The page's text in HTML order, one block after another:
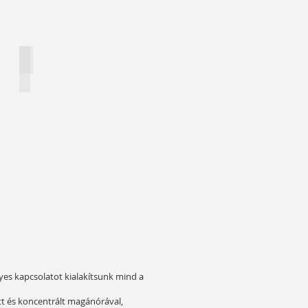
kapcsolatot kialakítsunk mind a
és koncentrált magánórával,